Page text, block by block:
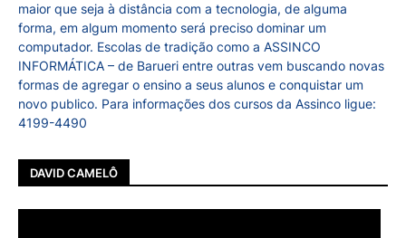
maior que seja à distância com a tecnologia, de alguma
forma, em algum momento será preciso dominar um
computador. Escolas de tradição como a ASSINCO
INFORMÁTICA – de Barueri entre outras vem buscando novas
formas de agregar o ensino a seus alunos e conquistar um
novo publico. Para informações dos cursos da Assinco ligue:
4199-4490
DAVID CAMELÔ